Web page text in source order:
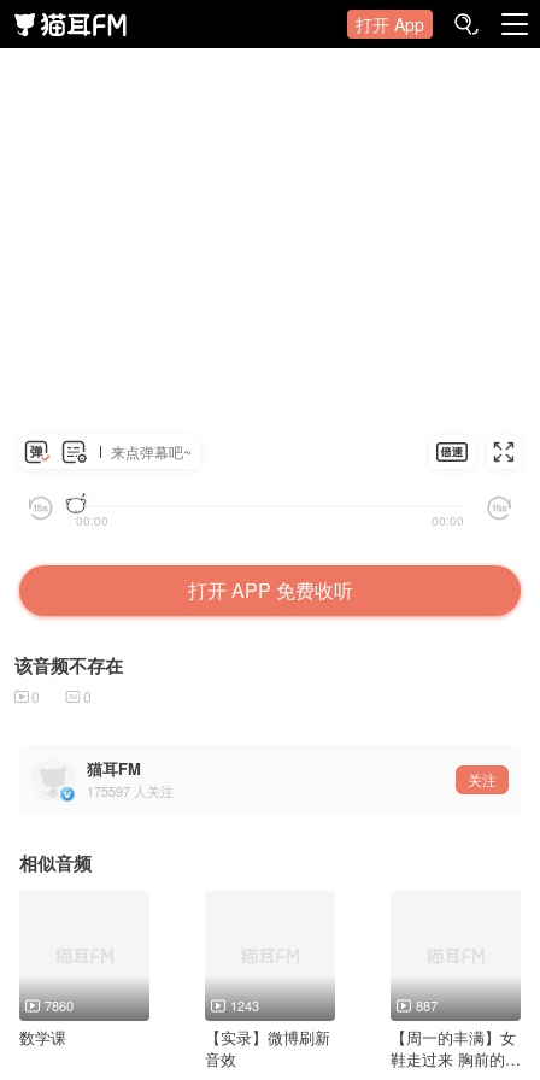
打开 App
来点弹幕吧~
00:00 00:00
打开 APP 免费收听
该音频不存在
0 0
猫耳FM
175597 人关注
关注
相似音频
7860
数学课
1243
【实录】微博刷新
音效
887
【周一的丰满】女
鞋走过来 胸前的牌